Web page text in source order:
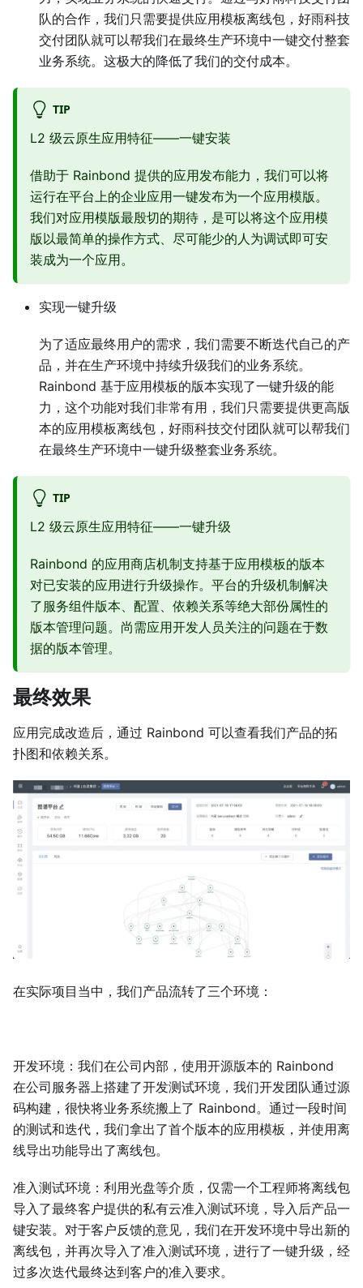
队的合作，我们只需要提供应用模板离线包，好雨科技
交付团队就可以帮我们在最终生产环境中一键交付整套
业务系统。这极大的降低了我们的交付成本。
TIP
L2 级云原生应用特征——一键安装
借助于 Rainbond 提供的应用发布能力，我们可以将
运行在平台上的企业应用一键发布为一个应用模版。
我们对应用模版最殷切的期待，是可以将这个应用模
版以最简单的操作方式、尽可能少的人为调试即可安
装成为一个应用。
实现一键升级
为了适应最终用户的需求，我们需要不断迭代自己的产
品，并在生产环境中持续升级我们的业务系统。
Rainbond 基于应用模板的版本实现了一键升级的能
力，这个功能对我们非常有用，我们只需要提供更高版
本的应用模板离线包，好雨科技交付团队就可以帮我们
在最终生产环境中一键升级整套业务系统。
TIP
L2 级云原生应用特征——一键升级
Rainbond 的应用商店机制支持基于应用模板的版本
对已安装的应用进行升级操作。平台的升级机制解决
了服务组件版本、配置、依赖关系等绝大部份属性的
版本管理问题。尚需应用开发人员关注的问题在于数
据的版本管理。
最终效果
应用完成改造后，通过 Rainbond 可以查看我们产品的拓
扑图和依赖关系。
在实际项目当中，我们产品流转了三个环境：
开发环境：我们在公司内部，使用开源版本的 Rainbond
在公司服务器上搭建了开发测试环境，我们开发团队通过源
码构建，很快将业务系统搬上了 Rainbond。通过一段时间
的测试和迭代，我们拿出了首个版本的应用模板，并使用离
线导出功能导出了离线包。
准入测试环境：利用光盘等介质，仅需一个工程师将离线包
导入了最终客户提供的私有云准入测试环境，导入后产品一
键安装。对于客户反馈的意见，我们在开发环境中导出新的
离线包，并再次导入了准入测试环境，进行了一键升级，经
过多次迭代最终达到客户的准入要求。